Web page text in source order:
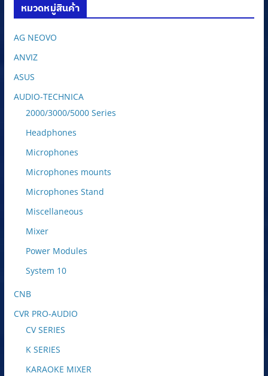
หมวดหมู่สินค้า
AG NEOVO
ANVIZ
ASUS
AUDIO-TECHNICA
2000/3000/5000 Series
Headphones
Microphones
Microphones mounts
Microphones Stand
Miscellaneous
Mixer
Power Modules
System 10
CNB
CVR PRO-AUDIO
CV SERIES
K SERIES
KARAOKE MIXER